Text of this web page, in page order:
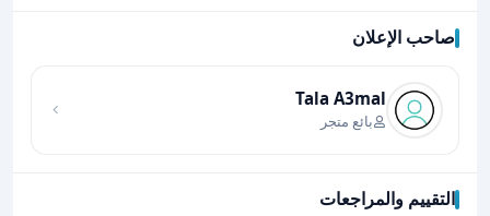
صاحب الإعلان
Tala A3mal
بائع متجر
التقييم والمراجعات